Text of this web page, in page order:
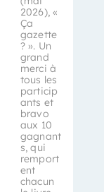
2026), «
Ça
gazette
? ». Un
grand
merci à
tous les
particip
ants et
bravo
aux 10
gagnant
s, qui
remport
ent
chacun